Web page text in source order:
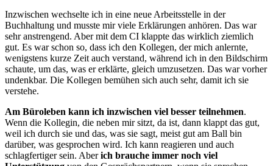
Inzwischen wechselte ich in eine neue Arbeitsstelle in der
Buchhaltung und musste mir viele Erklärungen anhören. Das war
sehr anstrengend. Aber mit dem CI klappte das wirklich ziemlich
gut. Es war schon so, dass ich den Kollegen, der mich anlernte,
wenigstens kurze Zeit auch verstand, während ich in den Bildschirm
schaute, um das, was er erklärte, gleich umzusetzen. Das war vorher
undenkbar. Die Kollegen bemühen sich auch sehr, damit ich sie
verstehe.
Am Büroleben kann ich inzwischen viel besser teilnehmen.
Wenn die Kollegin, die neben mir sitzt, da ist, dann klappt das gut,
weil ich durch sie und das, was sie sagt, meist gut am Ball bin
darüber, was gesprochen wird. Ich kann reagieren und auch
schlagfertiger sein. Aberich brauche immer noch viel